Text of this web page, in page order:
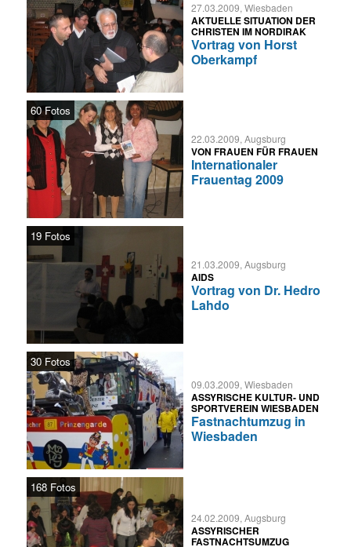
27.03.2009, Wiesbaden
AKTUELLE SITUATION DER
CHRISTEN IM NORDIRAK
Vortrag von Horst
Oberkampf
60 Fotos
22.03.2009, Augsburg
VON FRAUEN FÜR FRAUEN
Internationaler
Frauentag 2009
19 Fotos
21.03.2009, Augsburg
AIDS
Vortrag von Dr. Hedro
Lahdo
30 Fotos
09.03.2009, Wiesbaden
ASSYRISCHE KULTUR- UND
SPORTVEREIN WIESBADEN
Fastnachtumzug in
Wiesbaden
168 Fotos
24.02.2009, Augsburg
ASSYRISCHER
FASTNACHTSUMZUG